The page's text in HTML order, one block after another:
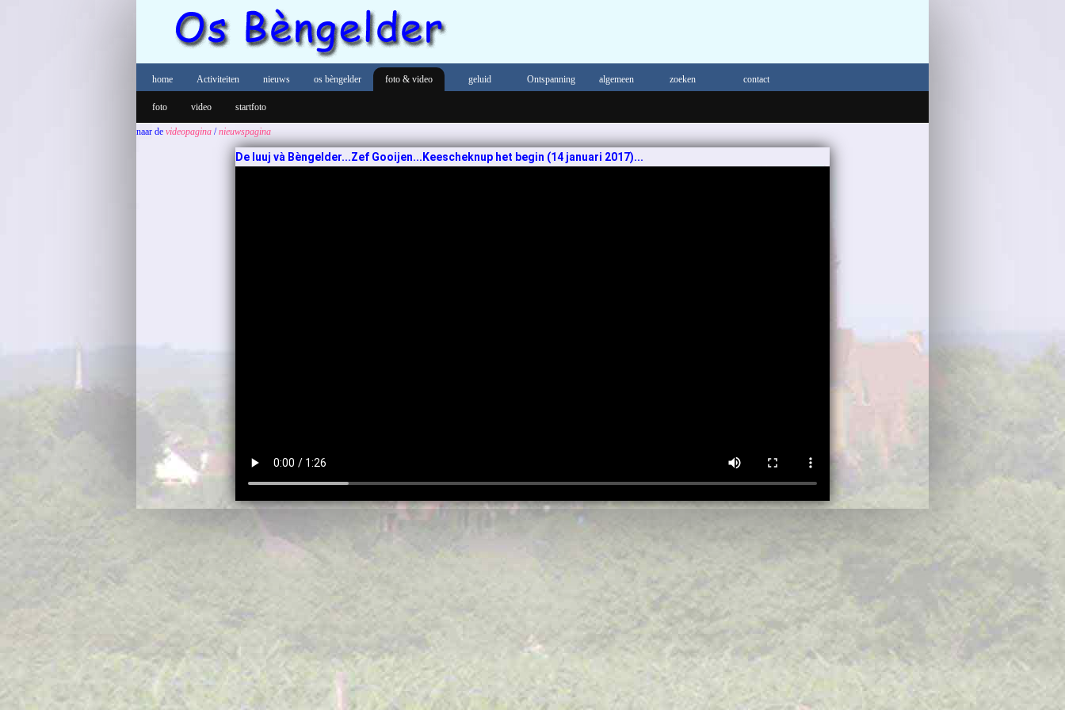
home Activiteiten nieuws os bèngelder foto & video
foto video startfoto
geluid Ontspanning algemeen zoeken contact
naar de videopagina /nieuwspagina
De luuj và Bèngelder...Zef Gooijen...Keescheknup het begin (14 januari 2017)...